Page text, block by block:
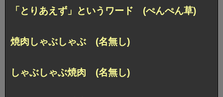
「とりあえず」というワード (ぺんぺん草)
焼肉しゃぶしゃぶ (名無し)
しゃぶしゃぶ焼肉 (名無し)